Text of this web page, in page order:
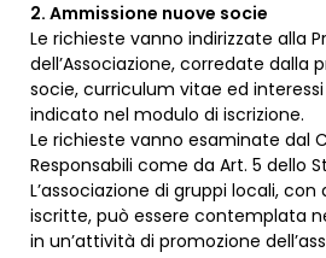
2. Ammissione nuove socie
Le richieste vanno indirizzate alla
dell’Associazione, corredate dalla
socie, curriculum vitae ed
indicato nel modulo di iscrizione.
Le richieste vanno esaminate dal
Responsabili come da Art. 5 dello
L’associazione di gruppi locali,
iscritte, può essere contemplata
in un’attività di promozione